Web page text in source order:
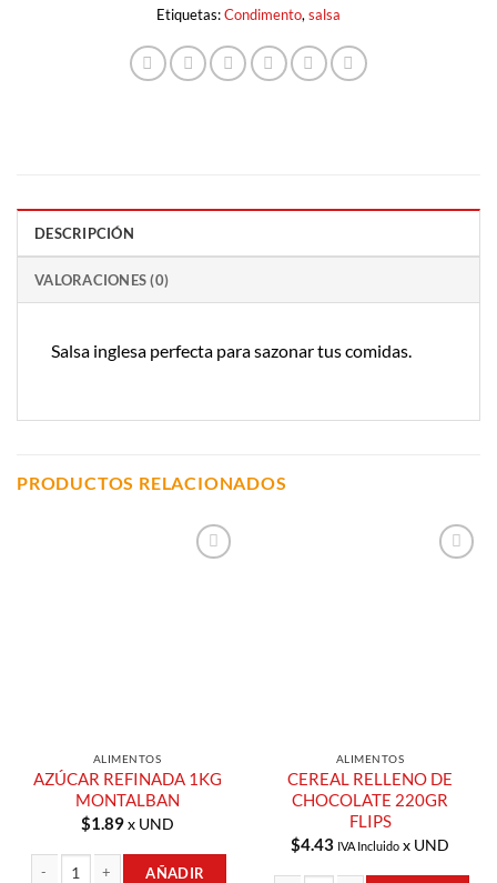
Etiquetas:Condimento, salsa
DESCRIPCIÓN
VALORACIONES (0)
Salsa inglesa perfecta para sazonar tus comidas.
PRODUCTOS RELACIONADOS
ALIMENTOS
AZÚCAR REFINADA 1KG
MONTALBAN
$1.89x UND
AÑADIR
ALIMENTOS
CEREAL RELLENO DE
CHOCOLATE 220GR
FLIPS
$4.43 IVA Incluido x UND